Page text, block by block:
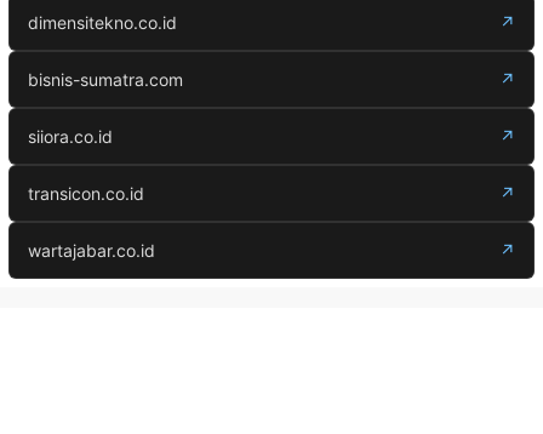
dimensitekno.co.id ↗
bisnis-sumatra.com ↗
siiora.co.id ↗
transicon.co.id ↗
wartajabar.co.id ↗